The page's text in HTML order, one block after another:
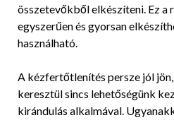
összetevőkből elkészíteni. Ez a
egyszerűen és gyorsan
használható.
A kézfertőtlenítés persze jól
keresztül sincs lehetőségünk
kirándulás alkalmával.